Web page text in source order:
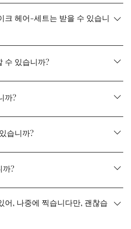
와 함께 멋진 사진을 남겨주세요.
전화 또는 문의 양식에서 미리 알
크 헤어-세트는 받을 수 있습니
도 당점에서 받고 있습니다.
수 있습니까?
성된 후에, 자신의 카메라나 스마
있는 시간을 3분 정도 준비하고 있
까?
8분 정도까지 받습니다.
습니까?
화 또는 견학 예약 양식에서 부담
까?
습니다. 차로 오실 때는 인근 코인
립니다.
어, 나중에 찍습니다만, 괜찮습